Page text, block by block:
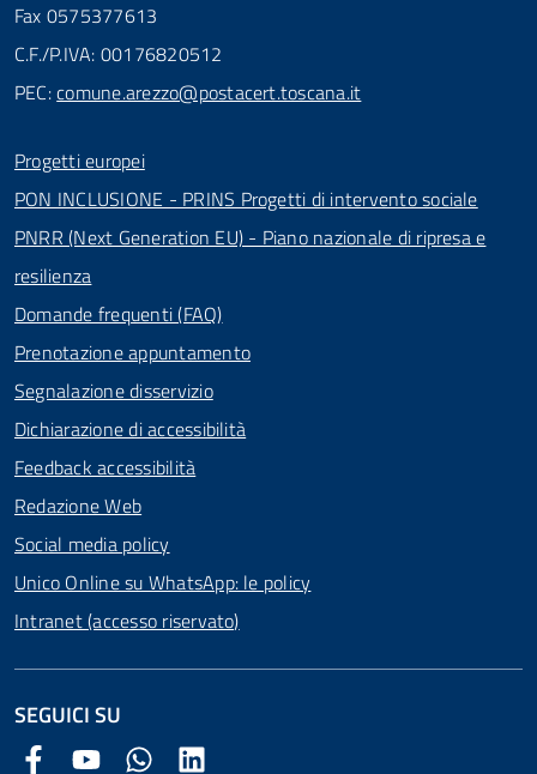
Fax 0575377613
C.F./P.IVA: 00176820512
PEC:comune.arezzo@postacert.toscana.it
Progetti europei
PON INCLUSIONE - PRINS Progetti di intervento sociale
PNRR (Next Generation EU) - Piano nazionale di ripresa e
resilienza
Domande frequenti (FAQ)
Prenotazione appuntamento
Segnalazione disservizio
Dichiarazione di accessibilità
Feedback accessibilità
Redazione Web
Social media policy
Unico Online su WhatsApp: le policy
Intranet (accesso riservato)
SEGUICI SU
Facebook Comune di Arezzo
Youtube Comune di Arezzo
Twitter Comune di Arezzo